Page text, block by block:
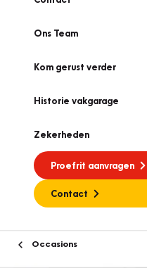
Ons Team
Kom gerust verder
Historie vakgarage
Zekerheden
Proefrit aanvragen
Contact
Occasions